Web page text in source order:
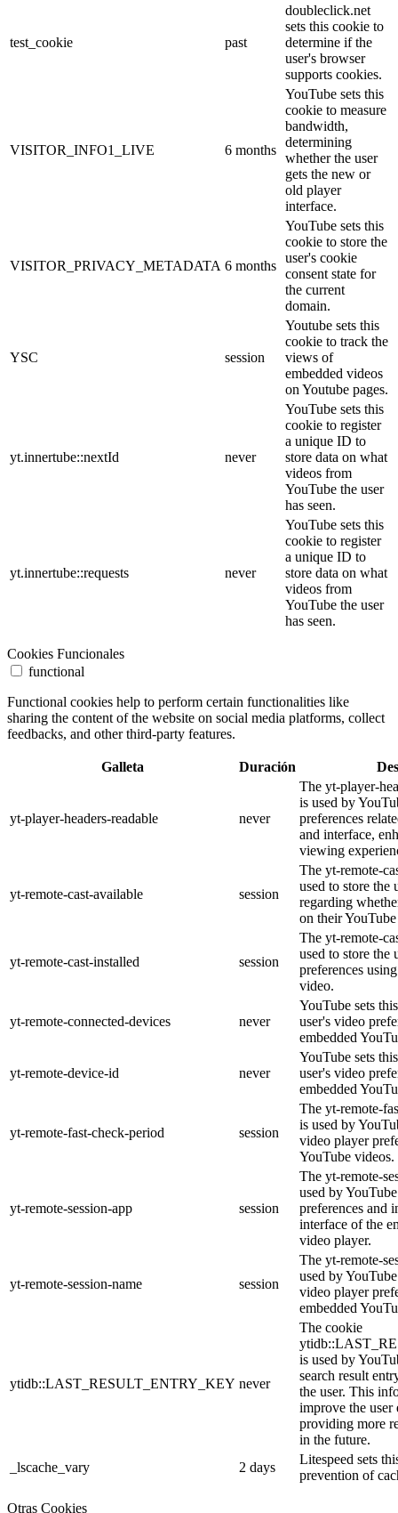
test_cookie past
doubleclick.net
sets this cookie to
determine if the
user's browser
supports cookies.
VISITOR_INFO1_LIVE 6 months
YouTube sets this
cookie to measure
bandwidth,
determining
whether the user
gets the new or
old player
interface.
VISITOR_PRIVACY_METADATA 6 months
YouTube sets this
cookie to store the
user's cookie
consent state for
the current
domain.
YSC session
Youtube sets this
cookie to track the
views of
embedded videos
on Youtube pages.
yt.innertube::nextId never
YouTube sets this
cookie to register
a unique ID to
store data on what
videos from
YouTube the user
has seen.
yt.innertube::requests never
YouTube sets this
cookie to register
a unique ID to
store data on what
videos from
YouTube the user
has seen.
Cookies Funcionales
functional
Functional cookies help to perform certain functionalities like
sharing the content of the website on social media platforms, collect
feedbacks, and other third-party features.
Galleta Duración
yt-player-headers-readable never
The yt-player-
is used by
preferences
and interface,
viewing
yt-remote-cast-available session
The yt-remote-
used to store the
regarding
on their
yt-remote-cast-installed session
The yt-remote-
used to store the
preferences
video.
yt-remote-connected-devices never
YouTube sets
user's video
embedded
yt-remote-device-id never
YouTube sets
user's video
embedded
yt-remote-fast-check-period session
The yt-remote-
is used by
video player
YouTube videos.
yt-remote-session-app session
The yt-remote-
used by
preferences and
interface of the
video player.
yt-remote-session-name session
The yt-remote-
used by
video player
embedded
ytidb::LAST_RESULT_ENTRY_KEY never
The cookie
is used by
search result
the user. This
improve the user
providing more
in the future.
_lscache_vary
2 days
Litespeed sets
prevention of
Otras Cookies